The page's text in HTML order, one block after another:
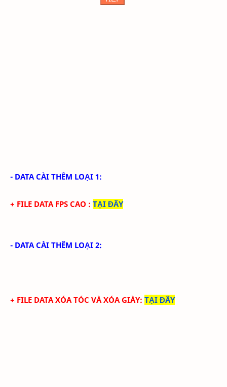
- DATA CÀI THÊM LOẠI 1:
+ FILE DATA FPS CAO : TẠI ĐÂY
- DATA CÀI THÊM LOẠI 2:
+ FILE DATA XÓA TÓC VÀ XÓA GIÀY: TẠI ĐÂY